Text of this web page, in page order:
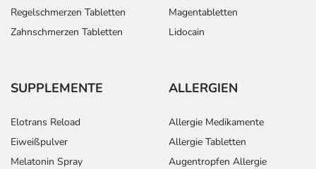
Regelschmerzen Tabletten
Zahnschmerzen Tabletten
Magentabletten
Lidocain
SUPPLEMENTE
Elotrans Reload
Eiweißpulver
Melatonin Spray
ALLERGIEN
Allergie Medikamente
Allergie Tabletten
Augentropfen Allergie